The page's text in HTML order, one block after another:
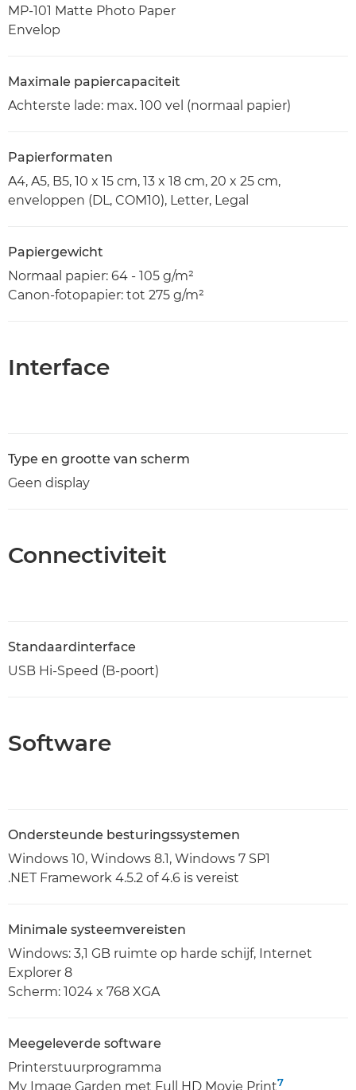
MP-101 Matte Photo Paper
Envelop
Maximale papiercapaciteit
Achterste lade: max. 100 vel (normaal papier)
Papierformaten
A4, A5, B5, 10 x 15 cm, 13 x 18 cm, 20 x 25 cm,
enveloppen (DL, COM10), Letter, Legal
Papiergewicht
Normaal papier: 64 - 105 g/m²
Canon-fotopapier: tot 275 g/m²
Interface
Type en grootte van scherm
Geen display
Connectiviteit
Standaardinterface
USB Hi-Speed (B-poort)
Software
Ondersteunde besturingssystemen
Windows 10, Windows 8.1, Windows 7 SP1
.NET Framework 4.5.2 of 4.6 is vereist
Minimale systeemvereisten
Windows: 3,1 GB ruimte op harde schijf, Internet
Explorer 8
Scherm: 1024 x 768 XGA
Meegeleverde software
Printerstuurprogramma
My Image Garden met Full HD Movie Print7